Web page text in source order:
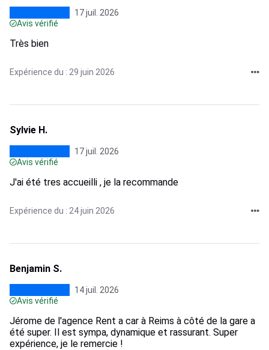
17 juil. 2026
Avis vérifié
Très bien
Expérience du : 29 juin 2026
Sylvie H.
17 juil. 2026
Avis vérifié
J'ai été tres accueilli , je la recommande
Expérience du : 24 juin 2026
Benjamin S.
14 juil. 2026
Avis vérifié
Jérome de l'agence Rent a car à Reims à côté de la gare a
été super. Il est sympa, dynamique et rassurant. Super
expérience, je le remercie !